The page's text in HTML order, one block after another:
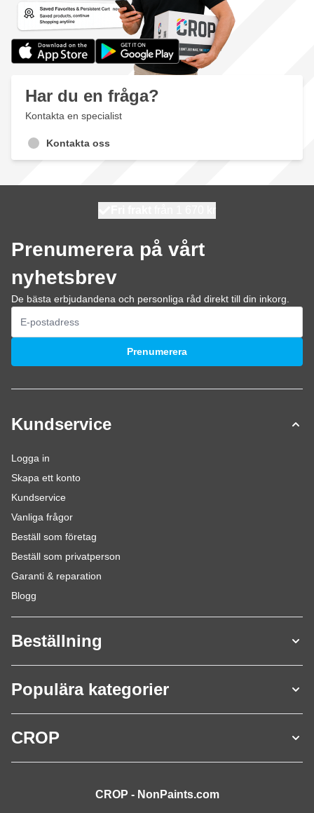
Har du en fråga?
Kontakta en specialist
Kontakta oss
Prenumerera på vårt
nyhetsbrev
De bästa erbjudandena och personliga råd direkt till din inkorg.
E-postadress
Prenumerera
Kundservice
Logga in
Skapa ett konto
Kundservice
Vanliga frågor
Beställ som företag
Beställ som privatperson
Garanti & reparation
Blogg
Beställning
Populära kategorier
CROP
CROP - NonPaints.com